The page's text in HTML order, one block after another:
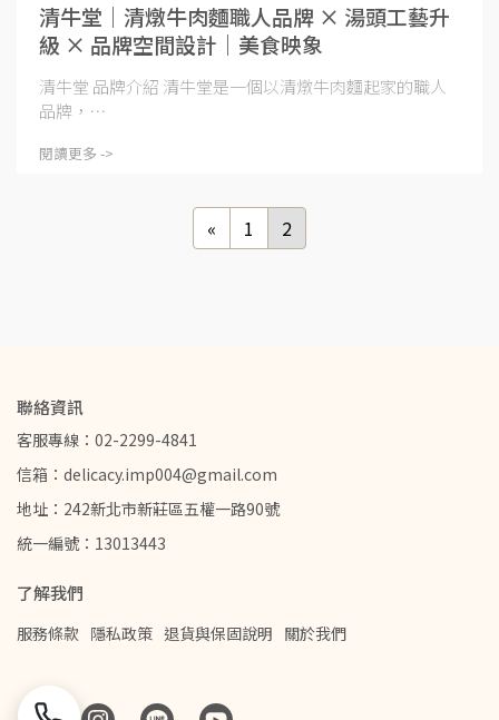
清牛堂｜清燉牛肉麵職人品牌 × 湯頭工藝升
級 × 品牌空間設計｜美食映象
清牛堂 品牌介紹 清牛堂是一個以清燉牛肉麵起家的職人
品牌，⋯
閱讀更多 ->
« 1 2
聯絡資訊
客服專線：02-2299-4841
信箱：delicacy.imp004@gmail.com
地址：242新北市新莊區五權一路90號
統一編號：13013443
了解我們
服務條款 隱私政策 退貨與保固說明 關於我們